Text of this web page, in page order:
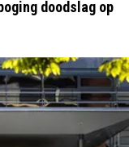
doodslag op